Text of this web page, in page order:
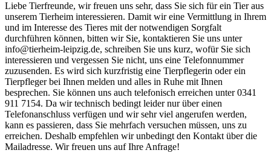
Liebe Tierfreunde, wir freuen uns sehr, dass Sie sich für ein Tier aus
unserem Tierheim interessieren. Damit wir eine Vermittlung in Ihrem
und im Interesse des Tieres mit der notwendigen Sorgfalt
durchführen können, bitten wir Sie, kontaktieren Sie uns unter
info@tierheim-leipzig.de, schreiben Sie uns kurz, wofür Sie sich
interessieren und vergessen Sie nicht, uns eine Telefonnummer
zuzusenden. Es wird sich kurzfristig eine Tierpflegerin oder ein
Tierpfleger bei Ihnen melden und alles in Ruhe mit Ihnen
besprechen. Sie können uns auch telefonisch erreichen unter 0341
911 7154. Da wir technisch bedingt leider nur über einen
Telefonanschluss verfügen und wir sehr viel angerufen werden,
kann es passieren, dass Sie mehrfach versuchen müssen, uns zu
erreichen. Deshalb empfehlen wir unbedingt den Kontakt über die
Mailadresse. Wir freuen uns auf Ihre Anfrage!